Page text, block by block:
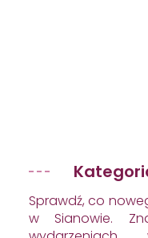
Sprawdź, co
w Sianowie.